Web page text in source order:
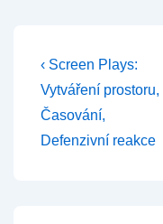
Post
navigation
Previous
Post
is
‹ Screen Plays:
Vytváření prostoru,
Časování,
Defenzivní reakce